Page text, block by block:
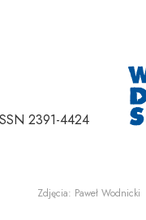
2391-4424
Zdjęcia: Paweł Wodnicki